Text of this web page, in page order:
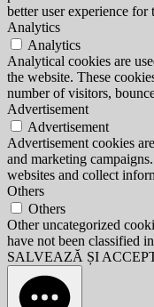
better user experience for
Analytics
Analytics
Analytical cookies are
the website. These
number of visitors,
Advertisement
Advertisement
Advertisement cookies
and marketing
websites and collect
Others
Others
Other uncategorized
have not been classified
SALVEAZĂ ȘI